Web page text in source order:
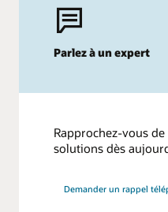
Parlez à un expert
Rapprochez-vous
solutions dès
Demander un rappel